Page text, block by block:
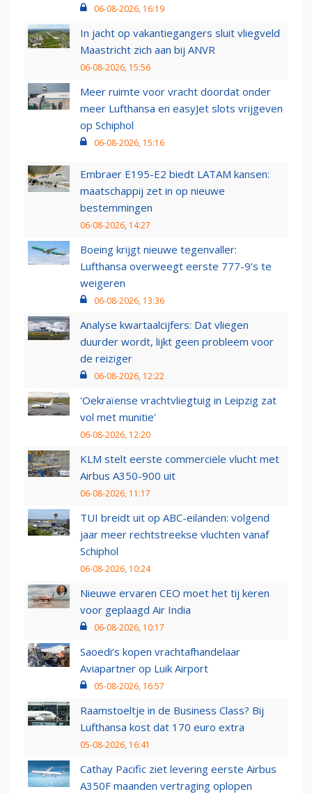
06-08-2026, 16:19
In jacht op vakantiegangers sluit vliegveld
Maastricht zich aan bij ANVR
06-08-2026, 15:56
Meer ruimte voor vracht doordat onder
meer Lufthansa en easyJet slots vrijgeven
op Schiphol
06-08-2026, 15:16
Embraer E195-E2 biedt LATAM kansen:
maatschappij zet in op nieuwe
bestemmingen
06-08-2026, 14:27
Boeing krijgt nieuwe tegenvaller:
Lufthansa overweegt eerste 777-9’s te
weigeren
06-08-2026, 13:36
Analyse kwartaalcijfers: Dat vliegen
duurder wordt, lijkt geen probleem voor
de reiziger
06-08-2026, 12:22
'Oekraïense vrachtvliegtuig in Leipzig zat
vol met munitie'
06-08-2026, 12:20
KLM stelt eerste commerciële vlucht met
Airbus A350-900 uit
06-08-2026, 11:17
TUI breidt uit op ABC-eilanden: volgend
jaar meer rechtstreekse vluchten vanaf
Schiphol
06-08-2026, 10:24
Nieuwe ervaren CEO moet het tij keren
voor geplaagd Air India
06-08-2026, 10:17
Saoedi’s kopen vrachtafhandelaar
Aviapartner op Luik Airport
05-08-2026, 16:57
Raamstoeltje in de Business Class? Bij
Lufthansa kost dat 170 euro extra
05-08-2026, 16:41
Cathay Pacific ziet levering eerste Airbus
A350F maanden vertraging oplopen